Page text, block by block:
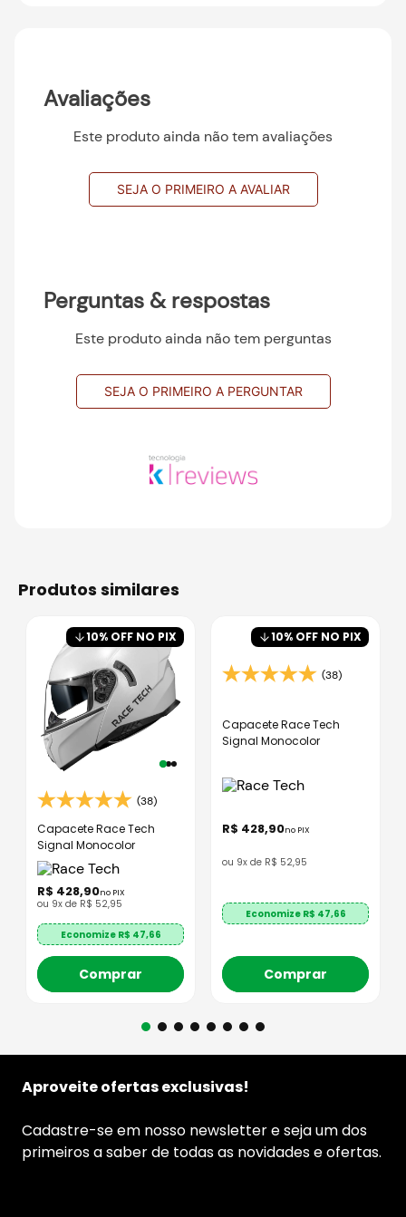
Avaliações
Este produto ainda não tem avaliações
SEJA O PRIMEIRO A AVALIAR
Perguntas & respostas
Este produto ainda não tem perguntas
SEJA O PRIMEIRO A PERGUNTAR
produtos similares
10% OFF NO PIX
(38)
Capacete Race Tech
Signal Monocolor
R$ 428,90no PIX
ou 9x de R$ 52,95
Economize R$ 47,66
Comprar
10% OFF NO PIX
(38)
Capacete Race Tech
Signal Monocolor
R$ 428,90no PIX
ou 9x de R$ 52,95
Economize R$ 47,66
Comprar
Aproveite ofertas exclusivas!
Cadastre-se em nosso newsletter e seja um dos
primeiros a saber de todas as novidades e ofertas.